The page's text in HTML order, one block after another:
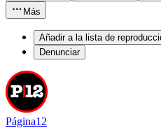
Más
Añadir a la lista de
Denunciar
Página12